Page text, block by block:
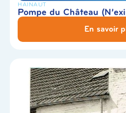
HAINAUT
Pompe du Château
En savoir